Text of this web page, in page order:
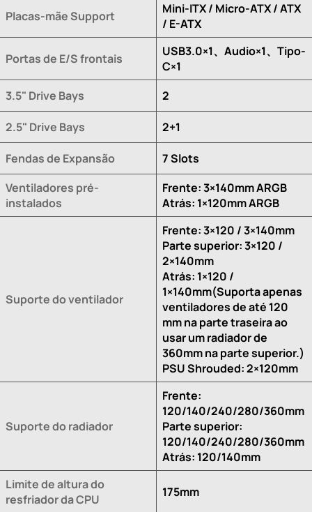
Placas-mãe Support
Mini-ITX / Micro-ATX / ATX
/ E-ATX
Portas de E/S frontais
USB3.0×1、Audio×1、Tipo-
C×1
3.5" Drive Bays
2
2.5" Drive Bays 2+1
Fendas de Expansão
7 Slots
Ventiladores pré-
instalados
Frente: 3×140mm ARGB
Atrás: 1×120mm ARGB
Suporte do ventilador
Frente: 3×120 / 3×140mm
Parte superior: 3×120 /
2×140mm
Atrás: 1×120 /
1×140mm(Suporta apenas
ventiladores de até 120
mm na parte traseira ao
usar um radiador de
360mm na parte superior.)
PSU Shrouded: 2×120mm
Suporte do radiador
Frente:
120/140/240/280/360mm
Parte superior:
120/140/240/280/360mm
Atrás: 120/140mm
Limite de altura do
resfriador da CPU
175mm